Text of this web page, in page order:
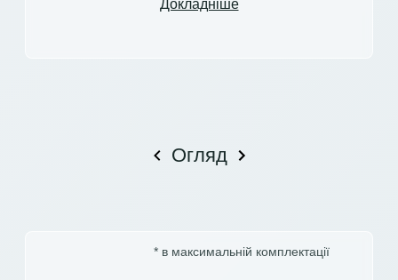
Докладніше
Огляд
* в максимальній комплектації